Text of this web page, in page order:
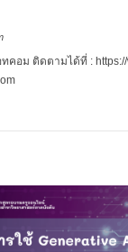
อม ติดตามได้ที่ : https://